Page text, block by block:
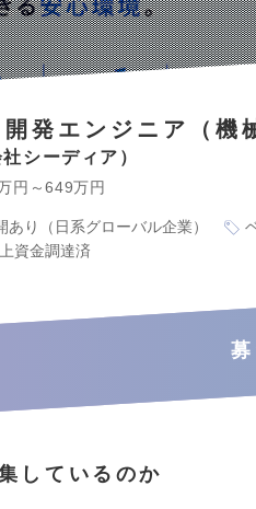
発エンジニア（機
シーディア
円～649万円
あり（日系グローバル企業）
資金調達済
しているのか